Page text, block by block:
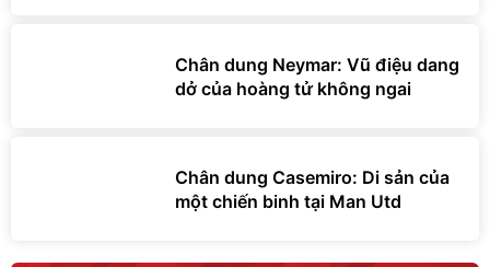
Chân dung Neymar: Vũ điệu dang
dở của hoàng tử không ngai
Chân dung Casemiro: Di sản của
một chiến binh tại Man Utd